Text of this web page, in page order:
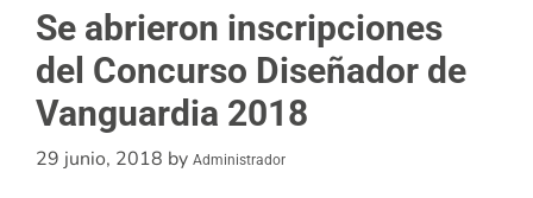
Se abrieron inscripciones
del Concurso Diseñador de
Vanguardia 2018
29 junio, 2018 by Administrador